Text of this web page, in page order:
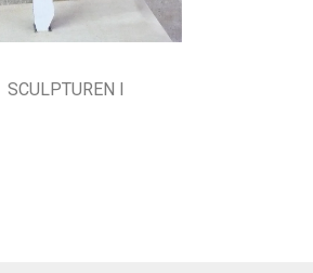
SCULPTUREN I